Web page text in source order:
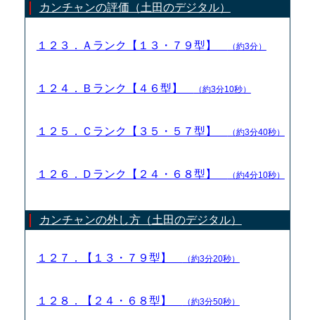
カンチャンの評価（土田のデジタル）
１２３．Ａランク【１３・７９型】 （約3分）
１２４．Ｂランク【４６型】 （約3分10秒）
１２５．Ｃランク【３５・５７型】 （約3分40秒）
１２６．Ｄランク【２４・６８型】 （約4分10秒）
カンチャンの外し方（土田のデジタル）
１２７．【１３・７９型】 （約3分20秒）
１２８．【２４・６８型】 （約3分50秒）